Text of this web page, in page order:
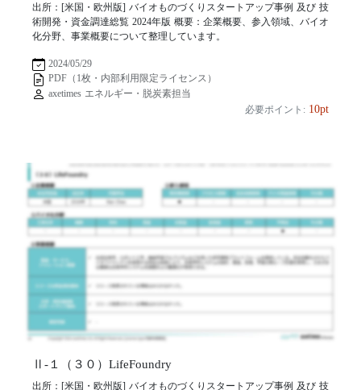
出所：[米国・欧州版] バイオものづくりスタートアップ事例 及び 技
術開発・資金調達総覧 2024年版 概要：企業概要、参入領域、バイオ
化分野、事業概要について整理しています。
2024/05/29
PDF（1枚・内部利用限定ライセンス）
axetimes エネルギー・脱炭素担当
必要ポイント: 10pt
Ⅱ-１（３０）LifeFoundry
出所：[米国・欧州版] バイオものづくりスタートアップ事例 及び 技